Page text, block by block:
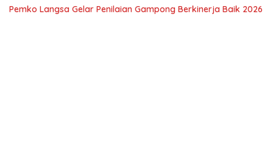
Pemko Langsa Gelar Penilaian Gampong Berkinerja Baik 2026